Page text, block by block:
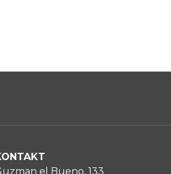
el Bueno, 133